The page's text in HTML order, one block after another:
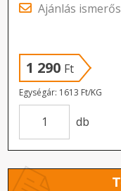
Ajánlás
1 290 Ft
Egységár: 1613 Ft/KG
db